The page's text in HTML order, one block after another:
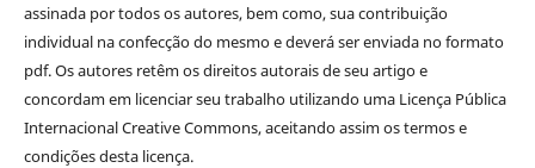
assinada por todos os autores, bem como, sua contribuição
individual na confecção do mesmo e deverá ser enviada no formato
pdf. Os autores retêm os direitos autorais de seu artigo e
concordam em licenciar seu trabalho utilizando uma Licença Pública
Internacional Creative Commons, aceitando assim os termos e
condições desta licença.